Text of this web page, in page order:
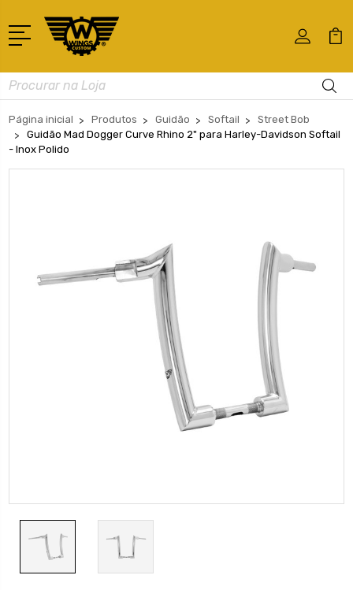
Busca
Página inicial Produtos Guidão Softail
Street Bob
Guidão Mad Dogger Curve Rhino 2" para Harley-Davidson Softail
- Inox Polido